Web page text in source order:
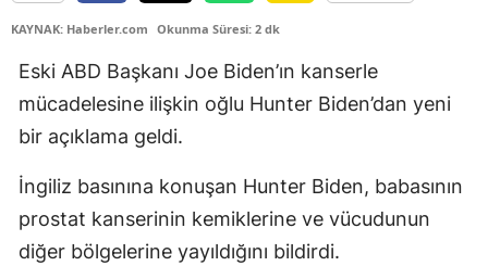
KAYNAK: Haberler.com Okunma Süresi: 2 dk
Eski ABD Başkanı Joe Biden’ın kanserle
mücadelesine ilişkin oğlu Hunter Biden’dan yeni
bir açıklama geldi.
İngiliz basınına konuşan Hunter Biden, babasının
prostat kanserinin kemiklerine ve vücudunun
diğer bölgelerine yayıldığını bildirdi.